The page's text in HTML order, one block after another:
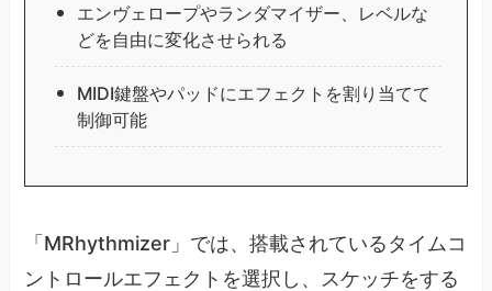
エンヴェロープやランダマイザー、レベルな
どを自由に変化させられる
MIDI鍵盤やパッドにエフェクトを割り当てて
制御可能
「MRhythmizer」では、搭載されているタイムコ
ントロールエフェクトを選択し、スケッチをする